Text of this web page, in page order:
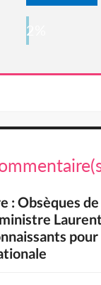
2%
: Obsèques
pour